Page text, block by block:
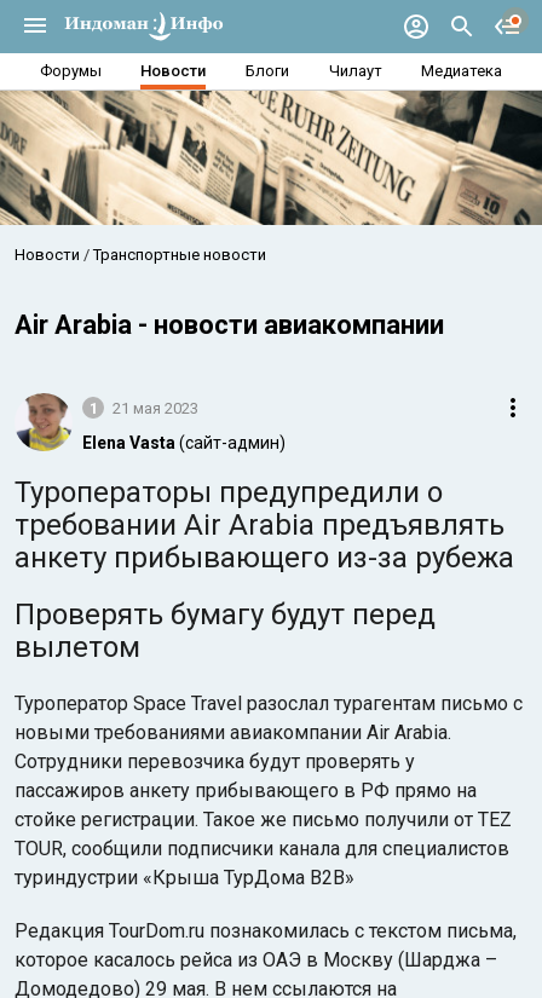
Форумы Новости Блоги Чилаут Медиатека
Новости Транспортные новости
Air Arabia - новости авиакомпании
1 21 мая 2023
Elena Vasta (сайт-админ)
Туроператоры предупредили о
требовании Air Arabia предъявлять
анкету прибывающего из-за рубежа
Проверять бумагу будут перед
вылетом
Туроператор Space Travel разослал турагентам письмо с
новыми требованиями авиакомпании Air Arabia.
Сотрудники перевозчика будут проверять у
пассажиров анкету прибывающего в РФ прямо на
стойке регистрации. Такое же письмо получили от TEZ
TOUR, сообщили подписчики канала для специалистов
туриндустрии «Крыша ТурДома B2B»
Редакция TourDom.ru познакомилась с текстом письма,
которое касалось рейса из ОАЭ в Москву (Шарджа –
Домодедово) 29 мая. В нем ссылаются на